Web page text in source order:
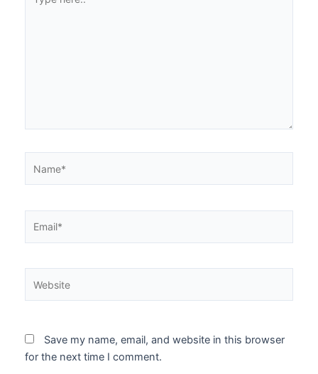
here..
Save my name, email, and website in this browser
for the next time I comment.